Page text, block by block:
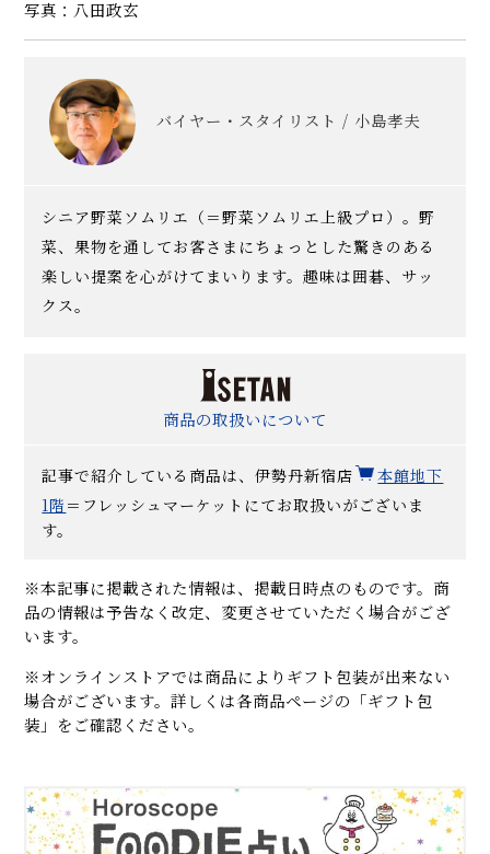
写真：八田政玄
バイヤー・スタイリスト / 小島孝夫
シニア野菜ソムリエ（＝野菜ソムリエ上級プロ）。野
菜、果物を通してお客さまにちょっとした驚きのある
楽しい提案を心がけてまいります。趣味は囲碁、サッ
クス。
商品の取扱いについて
記事で紹介している商品は、伊勢丹新宿店
本館地下
1階 ＝フレッシュマーケットにてお取扱いがございま
す。
※本記事に掲載された情報は、掲載日時点のものです。商
品の情報は予告なく改定、変更させていただく場合がござ
います。
※オンラインストアでは商品によりギフト包装が出来ない
場合がございます。詳しくは各商品ページの「ギフト包
装」をご確認ください。